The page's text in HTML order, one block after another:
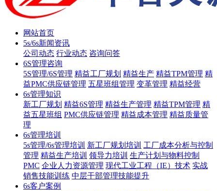
网站首页
5s/6s新闻资讯
公司动态 行业动态 咨询问答
6S管理咨询
5S管理/6S管理 精益工厂规划 精益生产 精益TPM管理 精
益PMC供应链管理 五星班组管理 变革管理 精益经营
6s管理知识
新工厂规划 精益6S管理 精益生产管理 精益TPM管理 精
益五星班组 PMC供应链管理 精益成本管理 精益质量管
理
6s管理培训
5s管理/6s管理培训 新工厂规划培训 工厂成本分析与控制
管理 精益生产培训 领导力培训 生产计划与物料控制
PMC 企业人力资源管理 现代工业工程（IE）技术 实战
销售技能训练 中层干部管理技能提升
6s客户案例